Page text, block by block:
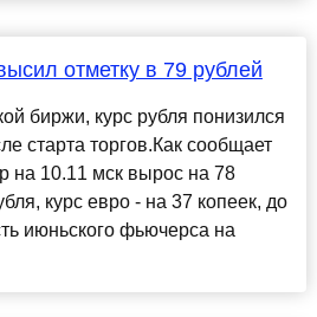
отметку в 79 рублей
биржи, курс рубля понизился
старта торгов.Как сообщает
на 10.11 мск вырос на 78
курс евро - на 37 копеек, до
июньского фьючерса на